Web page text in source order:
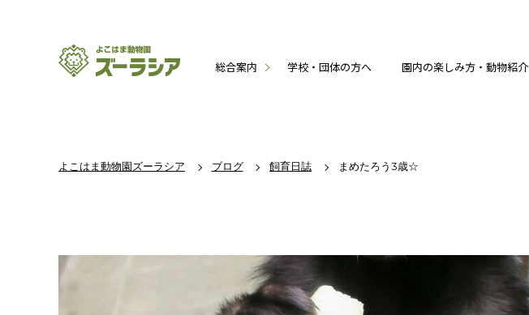
総合案内 学校・団体の方へ 園内の楽しみ方・動物紹介
よこはま動物園ズーラシア ブログ 飼育日誌 まめたろう3歳☆